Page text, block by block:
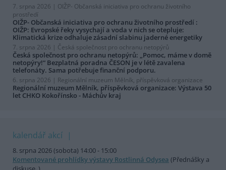
7. srpna 2026 | OIŽP- Občanská iniciativa pro ochranu životního
prostředí
OIŽP- Občanská iniciativa pro ochranu životního prostředí :
OIŽP: Evropské řeky vysychají a voda v nich se otepluje:
Klimatická krize odhaluje zásadní slabinu jaderné energetiky
7. srpna 2026 | Česká společnost pro ochranu netopýrů
Česká společnost pro ochranu netopýrů: „Pomoc, máme v domě
netopýry!“ Bezplatná poradna ČESON je v létě zavalena
telefonáty. Sama potřebuje finanční podporu.
6. srpna 2026 | Regionální muzeum Mělník, příspěvková organizace
Regionální muzeum Mělník, příspěvková organizace: Výstava 50
let CHKO Kokořínsko - Máchův kraj
kalendář akcí
8. srpna 2026 (sobota) 14:00 - 15:00
Komentované prohlídky výstavy Rostlinná Odysea (Přednášky a